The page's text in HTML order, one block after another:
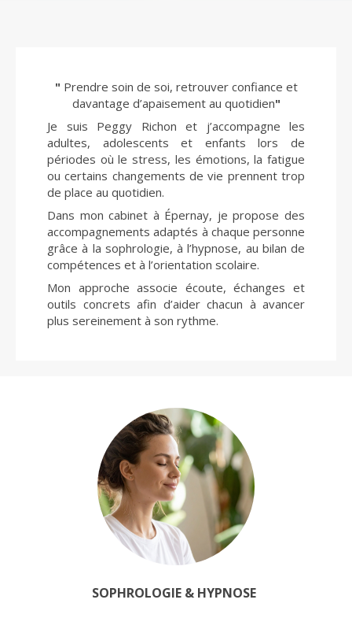
" Prendre soin de soi, retrouver confiance et
davantage d’apaisement au quotidien"
Je suis Peggy Richon et j’accompagne les
adultes, adolescents et enfants lors de
périodes où le stress, les émotions, la fatigue
ou certains changements de vie prennent trop
de place au quotidien.
Dans mon cabinet à Épernay, je propose des
accompagnements adaptés à chaque personne
grâce à la sophrologie, à l’hypnose, au bilan de
compétences et à l’orientation scolaire.
Mon approche associe écoute, échanges et
outils concrets afin d’aider chacun à avancer
plus sereinement à son rythme.
SOPHROLOGIE & HYPNOSE